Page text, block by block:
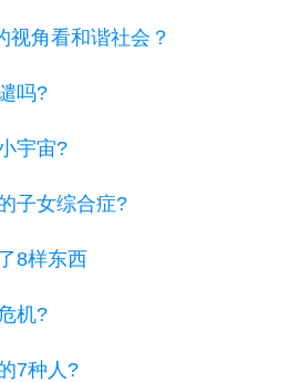
视角看和谐社会？
吗?
宇宙?
子女综合症?
8样东西
机?
7种人?